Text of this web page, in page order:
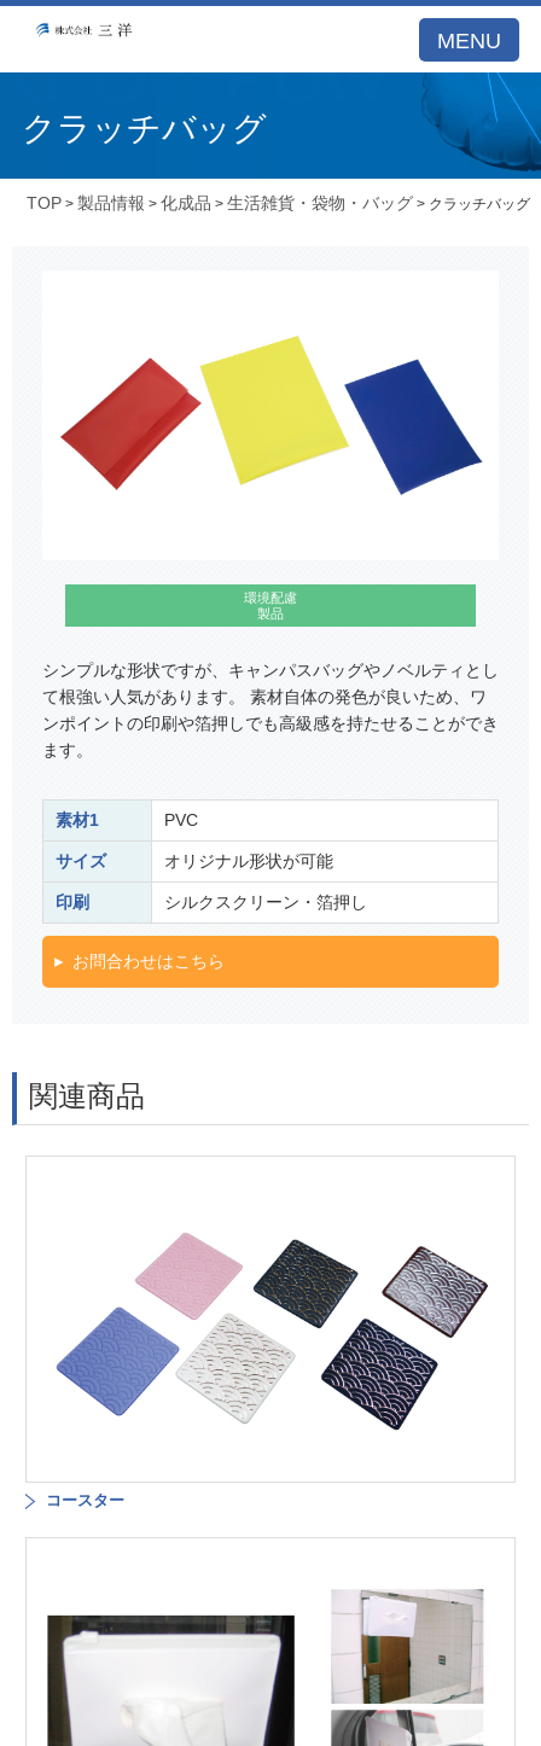
MENU
クラッチバッグ
TOP >製品情報 >化成品 >生活雑貨・袋物・バッグ > クラッチバッグ
環境配慮
製品
シンプルな形状ですが、キャンパスバッグやノベルティとし
て根強い人気があります。 素材自体の発色が良いため、ワ
ンポイントの印刷や箔押しでも高級感を持たせることができ
ます。
素材1 PVC
サイズ オリジナル形状が可能
印刷 シルクスクリーン・箔押し
お問合わせはこちら
関連商品
コースター